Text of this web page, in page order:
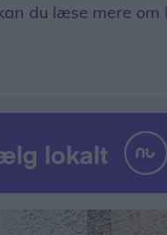
du læse mere om